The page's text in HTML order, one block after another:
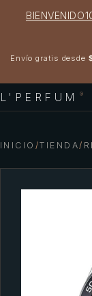
Envío gratis desde
L'PERFUM ®
INICIO /TIENDA/